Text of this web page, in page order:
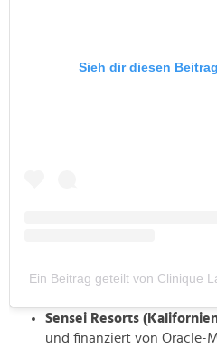
Sieh dir diesen
Ein Beitrag geteilt von Clinique
Sensei Resorts
und finanziert von Oracle-